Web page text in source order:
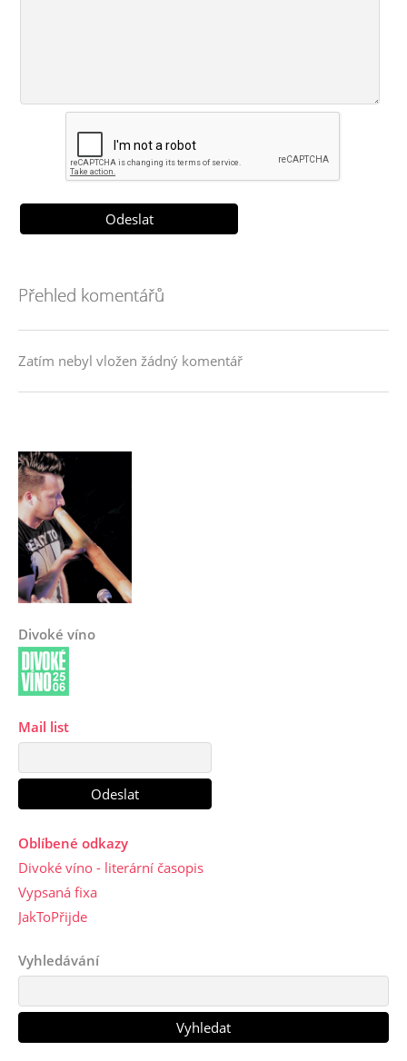
Přehled komentářů
Zatím nebyl vložen žádný komentář
Divoké víno
Mail list
Oblíbené odkazy
Divoké víno - literární časopis
Vypsaná fixa
JakToPřijde
Vyhledávání